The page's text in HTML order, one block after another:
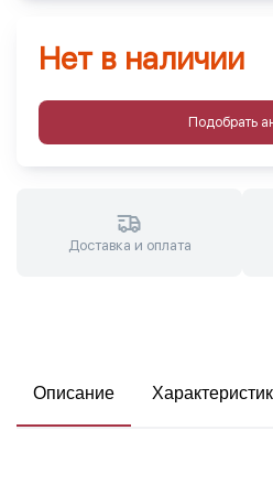
Нет в наличии
Подобрать
Доставка и оплата
Описание